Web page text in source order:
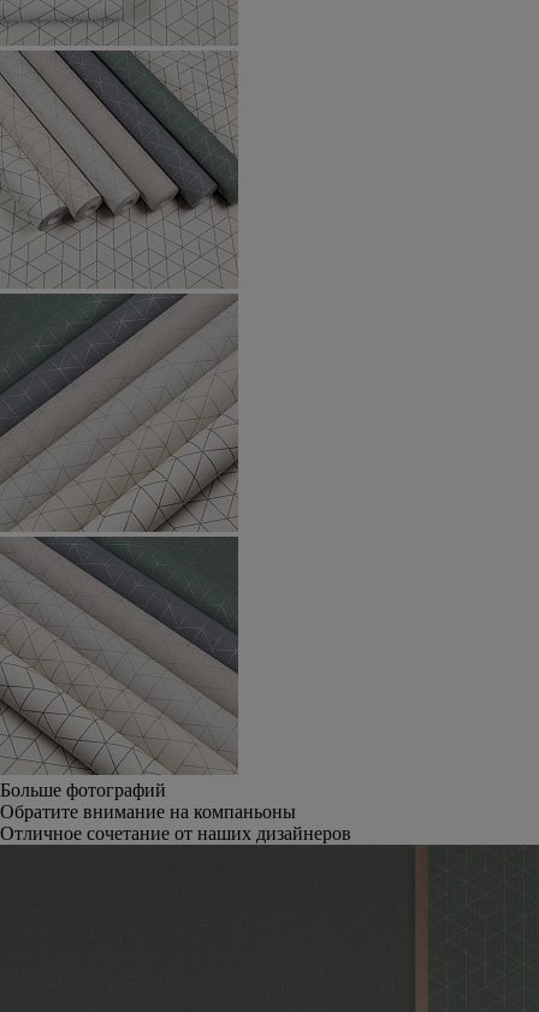
Больше фотографий
Обратите внимание на компаньоны
Отличное сочетание от наших дизайнеров